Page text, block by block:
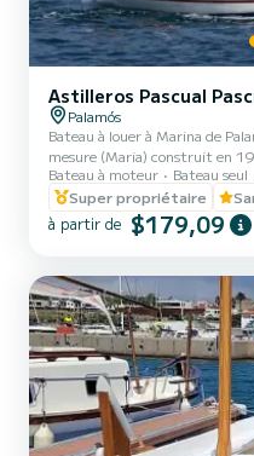
Astilleros Pascual
Palamós
Bateau à louer à Marina de
mesure (Maria) construit en
qualité/prix pour une croisière
semaines. Nous vous garantissons que vous passerez une journée ou
une semaine exceptionnelle
de ce bateau est de 6 personnes. Nous vous invitons à en faire
Bateau à moteur Bateau seul
Super propriétaire
à partir de $179,09